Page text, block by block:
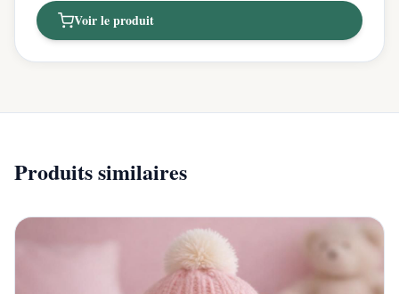
Voir le produit
Produits similaires